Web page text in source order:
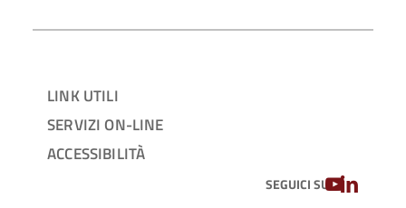
LINK UTILI
SERVIZI ON-LINE
ACCESSIBILITÀ
SEGUICI SUYOUTUBE
LINKEDIN